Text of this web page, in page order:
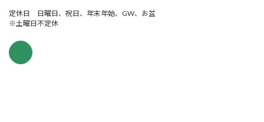
定休日 日曜日、祝日、年末年始、GW、お盆
※土曜日不定休